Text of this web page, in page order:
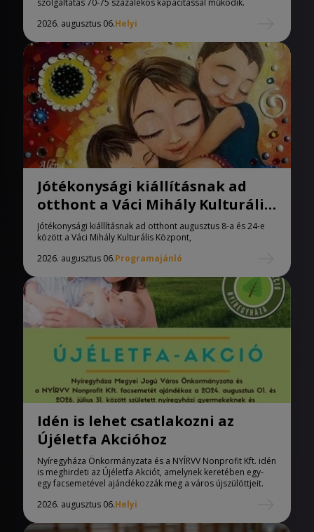
2026. augusztus 06.Helyi
Jótékonysági kiállításnak ad
otthont a Váci Mihály Kulturális
Központ
Jótékonysági kiállításnak ad otthont augusztus 8-a és 24-e
között a Váci Mihály Kulturális Központ,
2026. augusztus 06.Programajánló
Idén is lehet csatlakozni az
Újéletfa Akcióhoz
Nyíregyháza Önkormányzata és a NYÍRVV Nonprofit Kft. idén
is meghirdeti az Újéletfa Akciót, amelynek keretében egy-
egy facsemetével ajándékozzák meg a város újszülöttjeit.
2026. augusztus 06.Helyi